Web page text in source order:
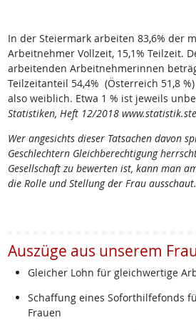
In der Steiermark arbeiten 83,6% der
Arbeitnehmer Vollzeit, 15,1% Teilzeit.
arbeitenden Arbeitnehmerinnen
Teilzeitanteil 54,4% (Österreich 51,8
also weiblich. Etwa 1 % ist jeweils
Statistiken, Heft 12/2018
Wer angesichts dieser Tatsachen davon
Geschlechtern Gleichberechtigung
Gesellschaft zu bewerten ist, kann man
die Rolle und Stellung der Frau ausschaut.
Auszüge aus unserem
Gleicher Lohn für gleichwertige
Schaffung eines Soforthilfefonds
Frauen